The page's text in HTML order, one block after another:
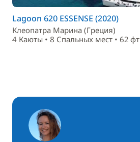
Lagoon 620 ESSENSE (2020)
Клеопатра Марина (Греция)
4 Каюты • 8 Спальныx мест • 62 фт